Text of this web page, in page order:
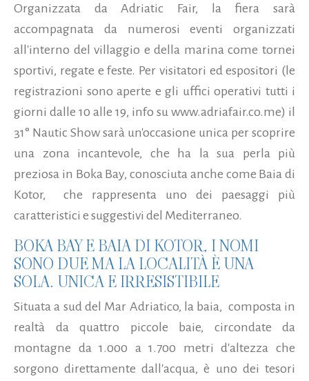
Organizzata da Adriatic Fair, la fiera sarà
accompagnata da numerosi eventi organizzati
all'interno del villaggio e della marina come tornei
sportivi, regate e feste. Per visitatori ed espositori (le
registrazioni sono aperte e gli uffici operativi tutti i
giorni dalle 10 alle 19, info su www.adriafair.co.me) il
31° Nautic Show sarà un'occasione unica per scoprire
una zona incantevole, che ha la sua perla più
preziosa in Boka Bay, conosciuta anche come Baia di
Kotor, che rappresenta uno dei paesaggi più
caratteristici e suggestivi del Mediterraneo.
BOKA BAY E BAIA DI KOTOR, I NOMI
SONO DUE MA LA LOCALITÀ È UNA
SOLA. UNICA E IRRESISTIBILE
Situata a sud del Mar Adriatico, la baia, composta in
realtà da quattro piccole baie, circondate da
montagne da 1.000 a 1.700 metri d'altezza che
sorgono direttamente dall'acqua, è uno dei tesori